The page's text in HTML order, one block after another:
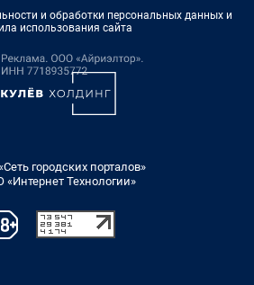
и обработки персональных данных и
использования сайта
городских порталов»
Технологии»